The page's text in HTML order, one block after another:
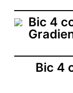
Bic 4
Bic 4